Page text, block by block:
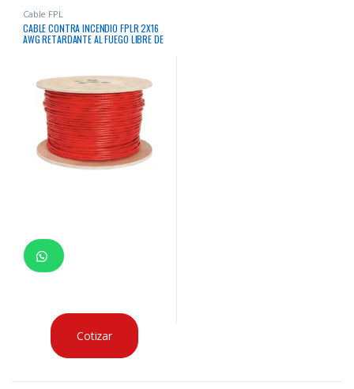
Cable FPL
CABLE CONTRA INCENDIO FPLR 2X16
AWG RETARDANTE AL FUEGO LIBRE DE
Cotizar